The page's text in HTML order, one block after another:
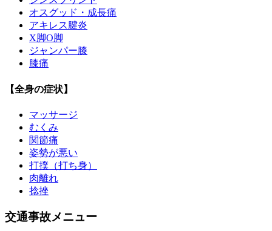
オスグッド・成長痛
アキレス腱炎
X脚O脚
ジャンパー膝
膝痛
【全身の症状】
マッサージ
むくみ
関節痛
姿勢が悪い
打撲（打ち身）
肉離れ
捻挫
交通事故メニュー